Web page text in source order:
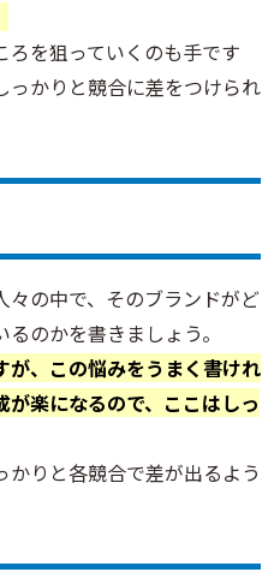
を狙っていくのも手です
っかりと競合に差をつけられ
の中で、そのブランドがど
のかを書きましょう。
が、この悩みをうまく書けれ
楽になるので、ここはしっ
りと各競合で差が出るよう